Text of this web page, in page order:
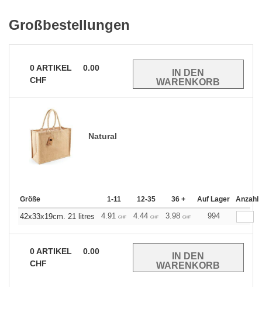
Großbestellungen
0ARTIKEL
0.00
CHF
Natural
Größe 1-11 12-35 36 + Auf Lager Anzahl
42x33x19cm. 21 litres 4.91 CHF 4.44 CHF 3.98 CHF 994
0ARTIKEL
0.00
CHF